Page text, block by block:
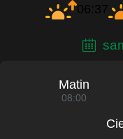
06:37
Matin
08:00